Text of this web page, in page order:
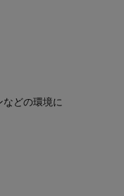
どの環境に